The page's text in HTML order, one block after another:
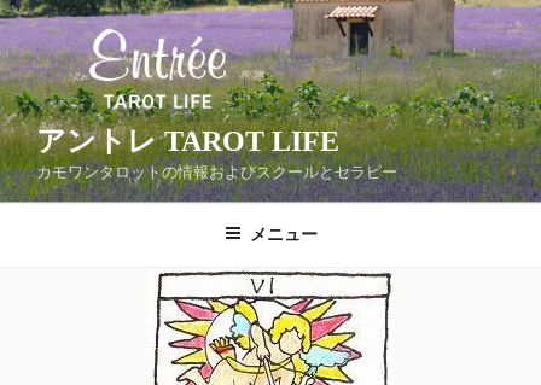
コ
ン
テ
ン
ツ
へ
ス
アントレ TAROT LIFE
カモワンタロットの情報およびスクールとセラピー
メニュー